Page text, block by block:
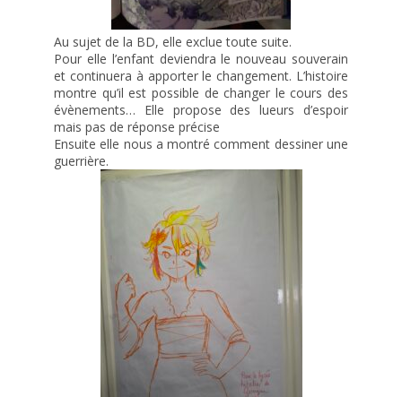
Au sujet de la BD, elle exclue toute suite.
Pour elle l’enfant deviendra le nouveau souverain
et continuera à apporter le changement. L’histoire
montre qu’il est possible de changer le cours des
évènements… Elle propose des lueurs d’espoir
mais pas de réponse précise
Ensuite elle nous a montré comment dessiner une
guerrière.